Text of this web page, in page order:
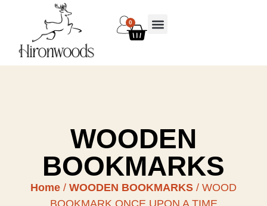
0
WOODEN
BOOKMARKS
Home / WOODEN BOOKMARKS / WOOD